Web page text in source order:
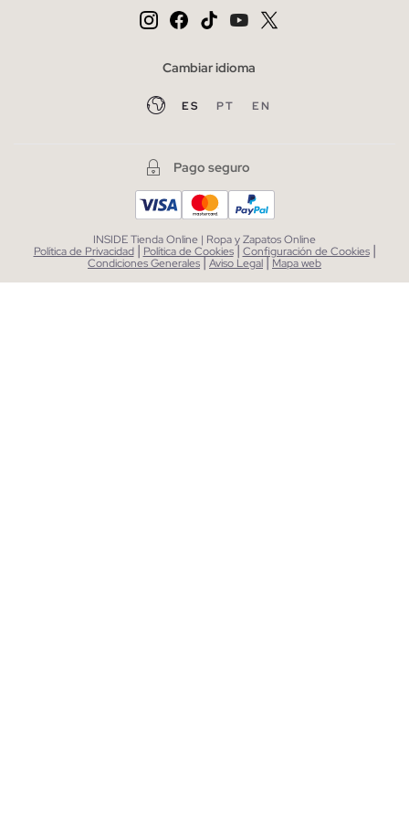
Cambiar idioma
ES PT EN
Pago seguro
INSIDE Tienda Online | Ropa y Zapatos Online
Política de Privacidad | Política de Cookies| Configuración de Cookies |
Condiciones Generales|Aviso Legal| Mapa web